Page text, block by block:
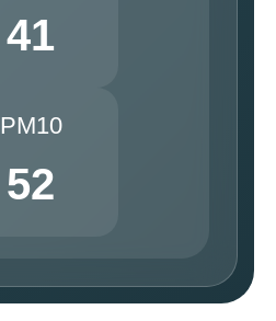
41
PM10
52